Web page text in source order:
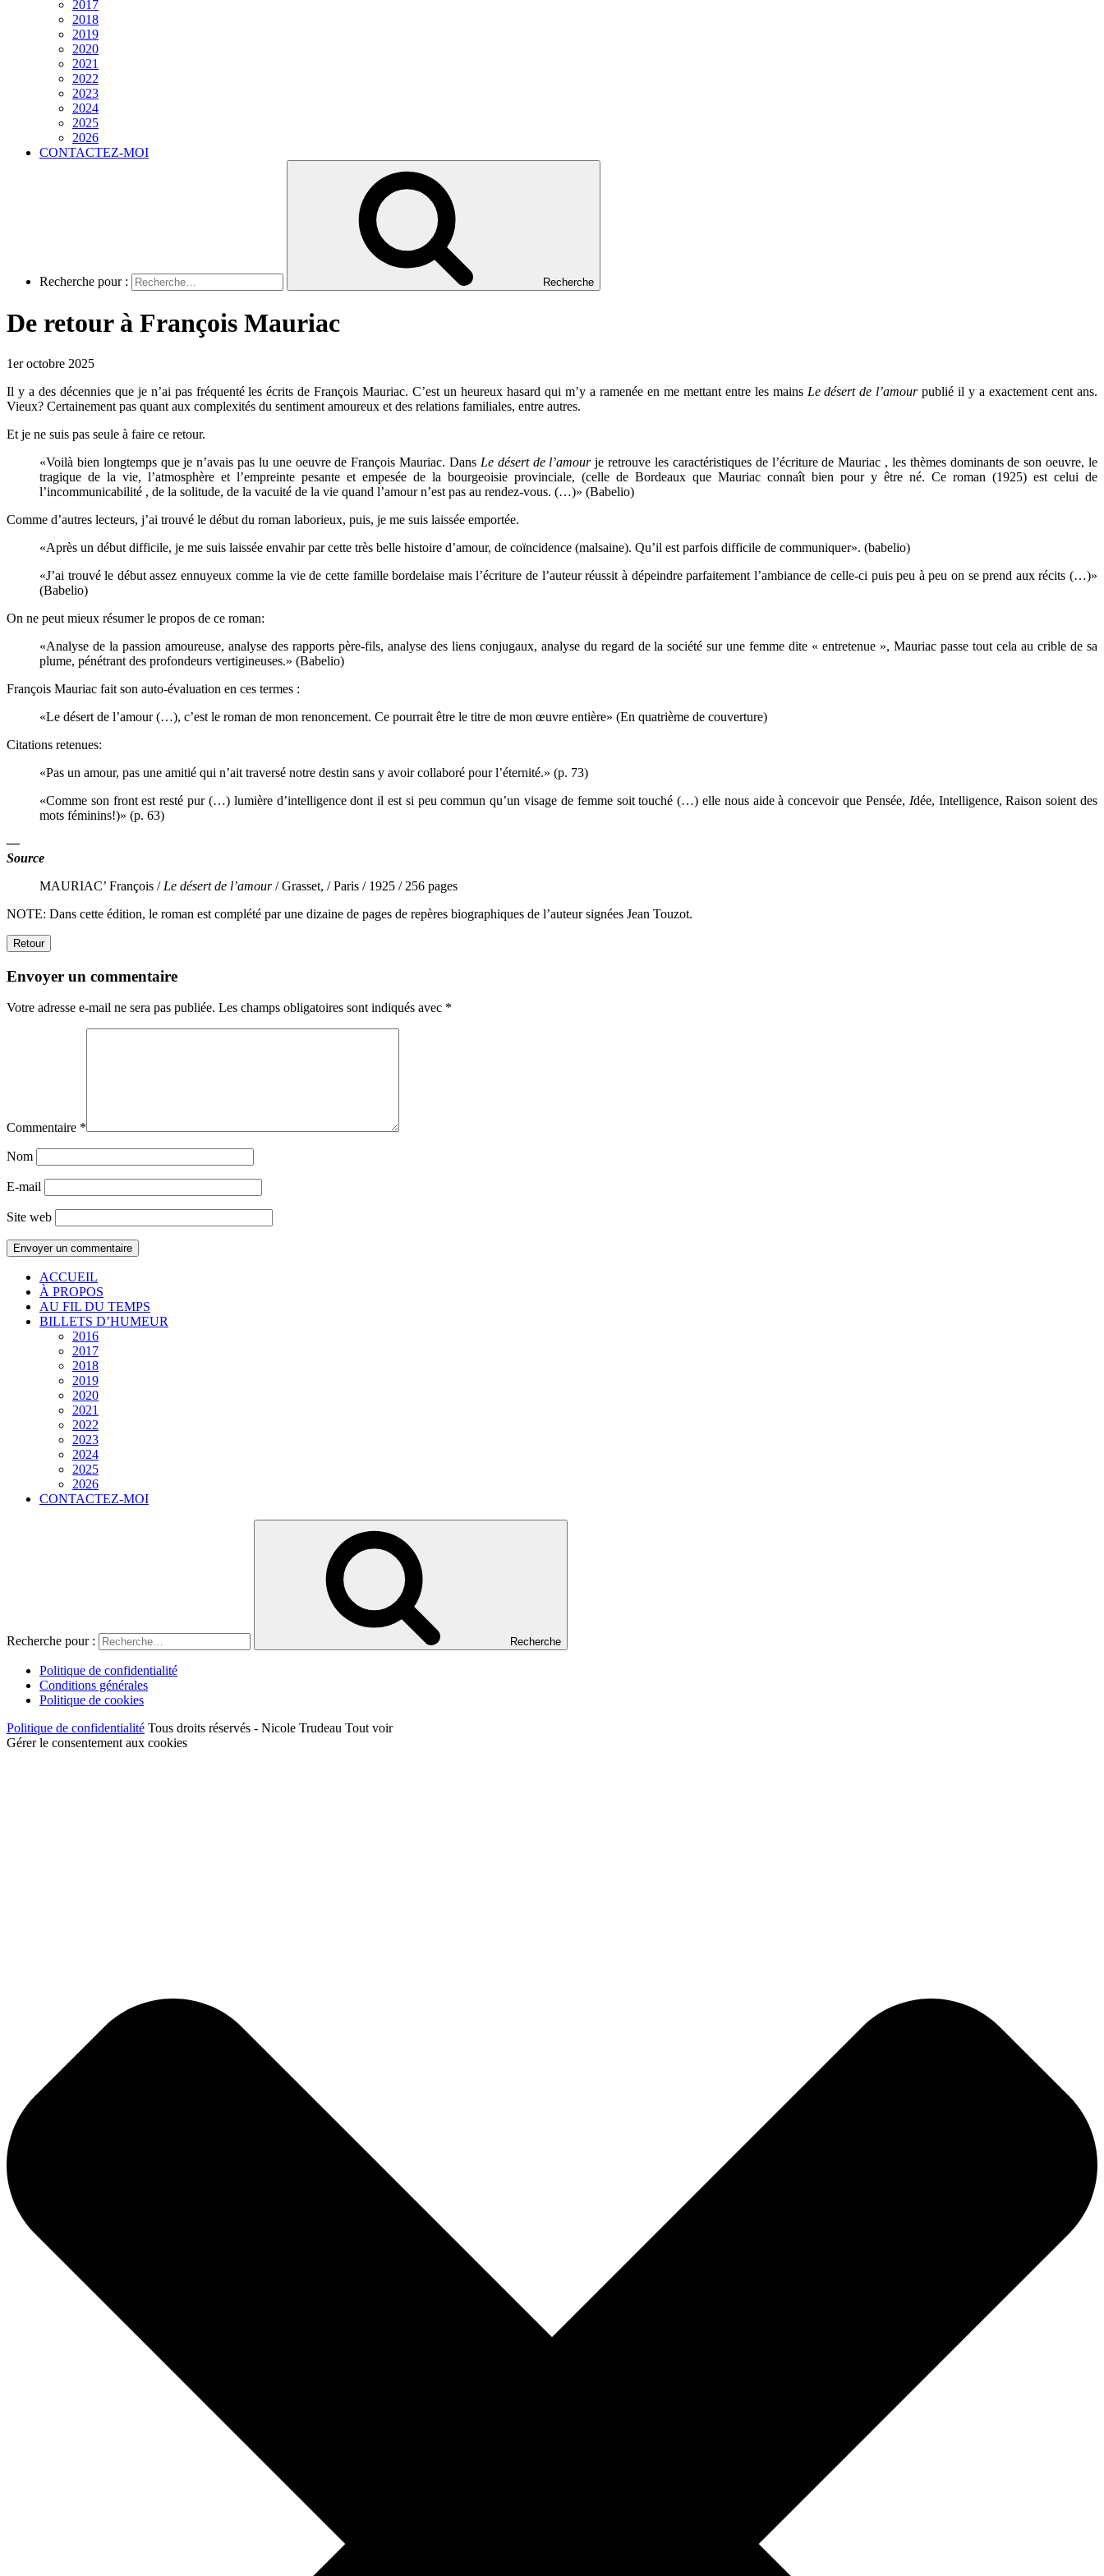
2017
2018
2019
2020
2021
2022
2023
2024
2025
2026
CONTACTEZ-MOI
Recherche pour : Recherche
De retour à François Mauriac
1er octobre 2025
Il y a des décennies que je n’ai pas fréquenté les écrits de François Mauriac. C’est un heureux hasard qui m’y a ramenée en me mettant entre les mains Le désert de l’amourpublié il y a exactement cent ans.
Vieux? Certainement pas quant aux complexités du sentiment amoureux et des relations familiales, entre autres.
Et je ne suis pas seule à faire ce retour.
«Voilà bien longtemps que je n’avais pas lu une oeuvre de François Mauriac. Dans Le désert de l’amourje retrouve les caractéristiques de l’écriture de Mauriac , les thèmes dominants de son oeuvre, le
tragique de la vie, l’atmosphère et l’empreinte pesante et empesée de la bourgeoisie provinciale, (celle de Bordeaux que Mauriac connaît bien pour y être né. Ce roman (1925) est celui de
l’incommunicabilité , de la solitude, de la vacuité de la vie quand l’amour n’est pas au rendez-vous. (…)» (Babelio)
Comme d’autres lecteurs, j’ai trouvé le début du roman laborieux, puis, je me suis laissée emportée.
«Après un début difficile, je me suis laissée envahir par cette très belle histoire d’amour, de coïncidence (malsaine). Qu’il est parfois difficile de communiquer». (babelio)
«J’ai trouvé le début assez ennuyeux comme la vie de cette famille bordelaise mais l’écriture de l’auteur réussit à dépeindre parfaitement l’ambiance de celle-ci puis peu à peu on se prend aux récits (…)»
(Babelio)
On ne peut mieux résumer le propos de ce roman:
«Analyse de la passion amoureuse, analyse des rapports père-fils, analyse des liens conjugaux, analyse du regard de la société sur une femme dite « entretenue », Mauriac passe tout cela au crible de sa
plume, pénétrant des profondeurs vertigineuses.» (Babelio)
François Mauriac fait son auto-évaluation en ces termes :
«Le désert de l’amour (…), c’est le roman de mon renoncement. Ce pourrait être le titre de mon œuvre entière» (En quatrième de couverture)
Citations retenues:
«Pas un amour, pas une amitié qui n’ait traversé notre destin sans y avoir collaboré pour l’éternité.» (p. 73)
«Comme son front est resté pur (…) lumière d’intelligence dont il est si peu commun qu’un visage de femme soit touché (…) elle nous aide à concevoir que Pensée, Idée, Intelligence, Raison soient des
mots féminins!)» (p. 63)
—
Source
MAURIAC’ François / Le désert de l’amour/ Grasset, / Paris / 1925 / 256 pages
NOTE: Dans cette édition, le roman est complété par une dizaine de pages de repères biographiques de l’auteur signées Jean Touzot.
Retour
Envoyer un commentaire
Votre adresse e-mail ne sera pas publiée. Les champs obligatoires sont indiqués avec *
Commentaire *
Nom
E-mail
Site web
ACCUEIL
À PROPOS
AU FIL DU TEMPS
BILLETS D’HUMEUR
2016
2017
2018
2019
2020
2021
2022
2023
2024
2025
2026
CONTACTEZ-MOI
Recherche pour : Recherche
Politique de confidentialité
Conditions générales
Politique de cookies
Politique de confidentialité Tous droits réservés - Nicole Trudeau Tout voir
Gérer le consentement aux cookies